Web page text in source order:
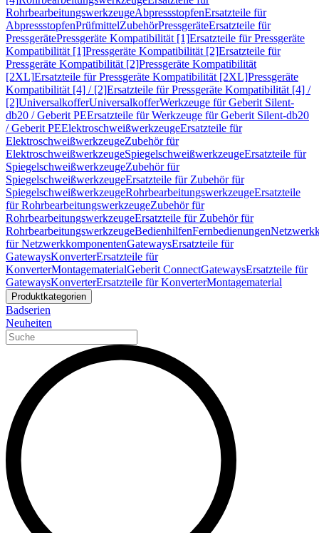
RohrbearbeitungswerkzeugeAbpressstopfenErsatzteile für
AbpressstopfenPrüfmittelZubehörPressgeräteErsatzteile für
PressgerätePressgeräte Kompatibilität [1]Ersatzteile für Pressgeräte
Kompatibilität [1]Pressgeräte Kompatibilität [2]Ersatzteile für
Pressgeräte Kompatibilität [2]Pressgeräte Kompatibilität
[2XL]Ersatzteile für Pressgeräte Kompatibilität [2XL]Pressgeräte
Kompatibilität [4] / [2]Ersatzteile für Pressgeräte Kompatibilität [4] /
[2]UniversalkofferUniversalkofferWerkzeuge für Geberit Silent-
db20 / Geberit PEErsatzteile für Werkzeuge für Geberit Silent-db20
/ Geberit PEElektroschweißwerkzeugeErsatzteile für
ElektroschweißwerkzeugeZubehör für
ElektroschweißwerkzeugeSpiegelschweißwerkzeugeErsatzteile für
SpiegelschweißwerkzeugeZubehör für
SpiegelschweißwerkzeugeErsatzteile für Zubehör für
SpiegelschweißwerkzeugeRohrbearbeitungswerkzeugeErsatzteile
für RohrbearbeitungswerkzeugeZubehör für
RohrbearbeitungswerkzeugeErsatzteile für Zubehör für
RohrbearbeitungswerkzeugeBedienhilfenFernbedienungen
für NetzwerkkomponentenGatewaysErsatzteile für
GatewaysKonverterErsatzteile für
KonverterMontagematerialGeberit ConnectGatewaysErsatzteile für
GatewaysKonverterErsatzteile für KonverterMontagematerial
Produktkategorien
Badserien
Neuheiten